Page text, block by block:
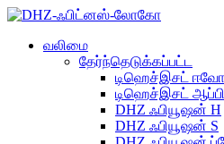
வலிமை
தேர்ந்தெடுக்கப்பட்ட
டிஹெச்இசட்
டிஹெச்இசட்
DHZ ஃபியூஷன் H
DHZ ஃபியூஷன் S